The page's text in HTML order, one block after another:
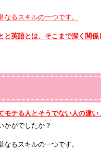
なるスキルの一つです。
と英語とは、そこまで深く関係
モテる人とそうでない人の違い
かがでしたか？
なるスキルの一つです。